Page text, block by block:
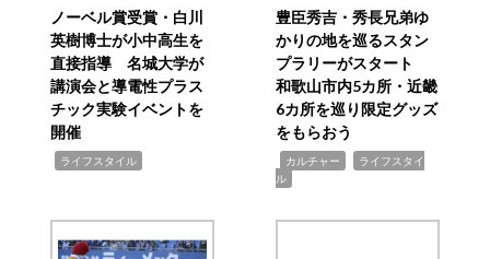
ノーベル賞受賞・白川
英樹博士が小中高生を
直接指導 名城大学が
講演会と導電性プラス
チック実験イベントを
開催
ライフスタイル
豊臣秀吉・秀長兄弟ゆ
かりの地を巡るスタン
プラリーがスタート
和歌山市内5カ所・近畿
6カ所を巡り限定グッズ
をもらおう
カルチャー
ライフスタイ
ル